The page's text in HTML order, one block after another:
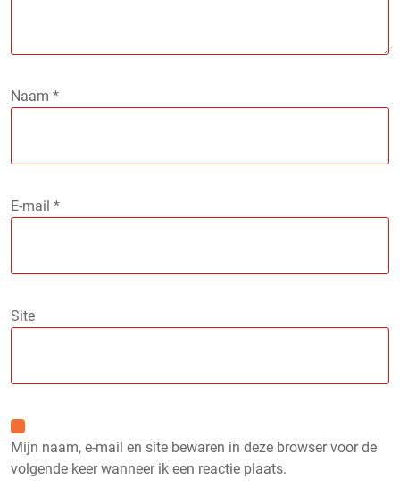
Naam *
E-mail *
Site
Mijn naam, e-mail en site bewaren in deze browser voor de
volgende keer wanneer ik een reactie plaats.